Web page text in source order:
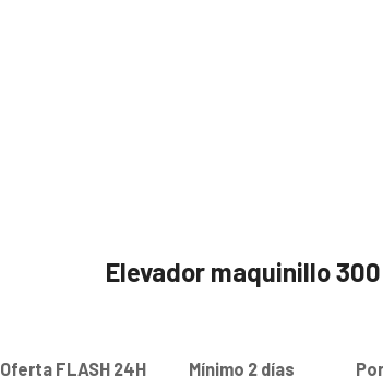
Elevador maquinillo
Oferta FLASH 24H Mínimo 2 días